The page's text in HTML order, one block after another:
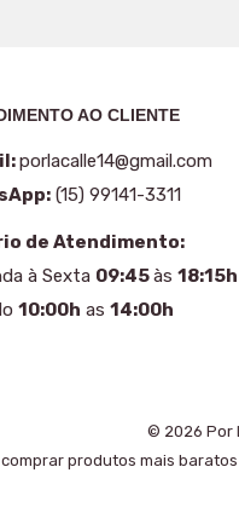
AO CLIENTE
porlacalle14@gmail.com
(15) 99141-3311
de Atendimento:
à Sexta 09:45às 18:15h
10:00h as 14:00h
© 2026 Por
produtos mais